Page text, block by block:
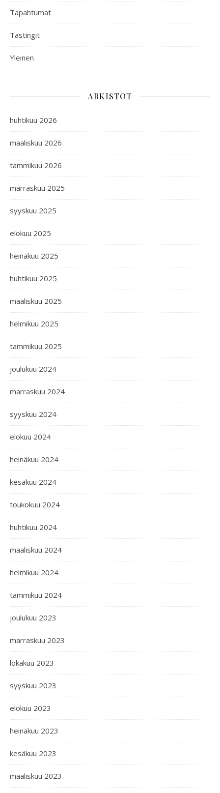
Tapahtumat
Tastingit
Yleinen
ARKISTOT
huhtikuu 2026
maaliskuu 2026
tammikuu 2026
marraskuu 2025
syyskuu 2025
elokuu 2025
heinäkuu 2025
huhtikuu 2025
maaliskuu 2025
helmikuu 2025
tammikuu 2025
joulukuu 2024
marraskuu 2024
syyskuu 2024
elokuu 2024
heinäkuu 2024
kesäkuu 2024
toukokuu 2024
huhtikuu 2024
maaliskuu 2024
helmikuu 2024
tammikuu 2024
joulukuu 2023
marraskuu 2023
lokakuu 2023
syyskuu 2023
elokuu 2023
heinäkuu 2023
kesäkuu 2023
maaliskuu 2023